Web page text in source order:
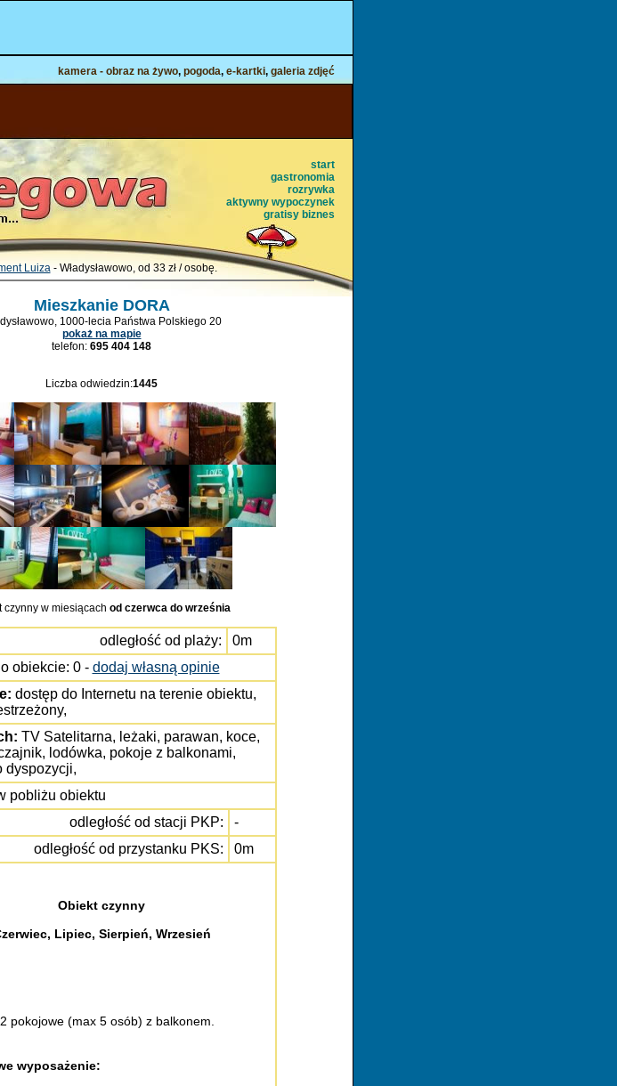
kamera - obraz na żywo, pogoda, e-kartki, galeria zdjęć
start
gastronomia
rozrywka
aktywny wypoczynek
gratisy biznes
Luiza- Władysławowo, od 33 zł / osobę.
Mieszkanie DORA
1000-lecia Państwa Polskiego 20
pokaż na mapie
telefon: 695 404 148
Liczba odwiedzin:1445
czynny w miesiącach od czerwca do września
odległość od plaży:
0m
obiekcie: 0 - dodaj własną opinie
dostęp do Internetu na terenie obiektu,
TV Satelitarna, leżaki, parawan, koce,
lodówka, pokoje z balkonami,
dyspozycji,
pobliżu obiektu
odległość od stacji PKP:
-
odległość od przystanku PKS:
0m
Obiekt czynny
Lipiec, Sierpień, Wrzesień
pokojowe (max 5 osób) z balkonem.
wyposażenie: